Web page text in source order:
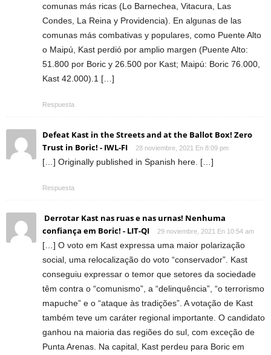
comunas más ricas (Lo Barnechea, Vitacura, Las
Condes, La Reina y Providencia). En algunas de las
comunas más combativas y populares, como Puente Alto
o Maipú, Kast perdió por amplio margen (Puente Alto:
51.800 por Boric y 26.500 por Kast; Maipú: Boric 76.000,
Kast 42.000).1 […]
Respuesta
Defeat Kast in the Streets and at the Ballot Box! Zero
Trust in Boric! - IWL-FI
28 noviembre, 2021 En 8:09 pm
[…] Originally published in Spanish here. […]
Respuesta
Derrotar Kast nas ruas e nas urnas! Nenhuma
confiança em Boric! - LIT-QI
29 noviembre, 2021 En 10:54 am
[…] O voto em Kast expressa uma maior polarização
social, uma relocalização do voto “conservador”. Kast
conseguiu expressar o temor que setores da sociedade
têm contra o “comunismo”, a “delinquência”, “o terrorismo
mapuche” e o “ataque às tradições”. A votação de Kast
também teve um caráter regional importante. O candidato
ganhou na maioria das regiões do sul, com exceção de
Punta Arenas. Na capital, Kast perdeu para Boric em